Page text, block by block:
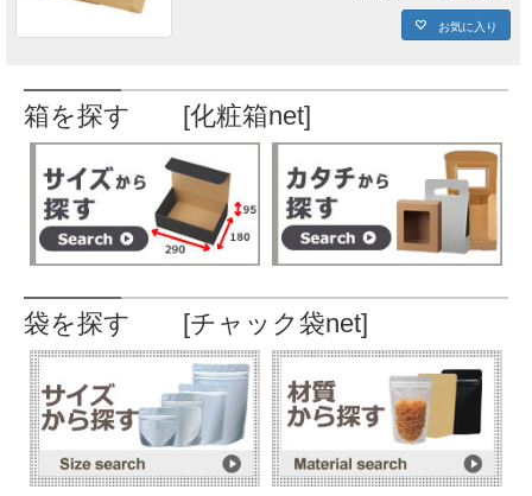
お気に入り
箱を探す [化粧箱net]
袋を探す [チャック袋net]